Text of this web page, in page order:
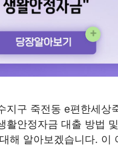
지구 죽전동 e편한세상
활안정자금 대출 방법
해 알아보겠습니다. 이